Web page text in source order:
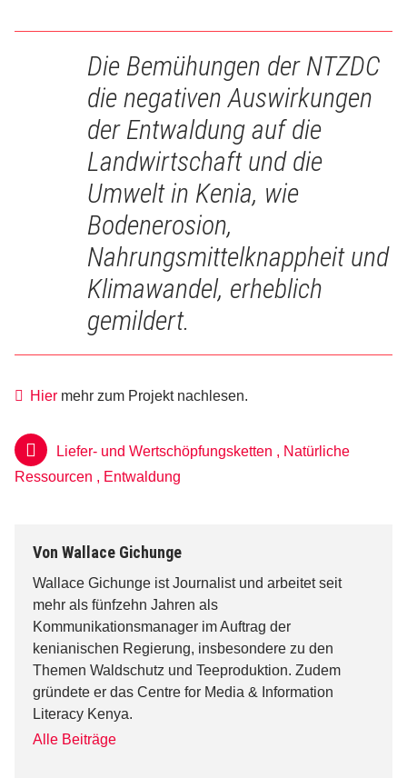
Von Wallace Gichunge
Wallace Gichunge ist Journalist und arbeitet seit
mehr als fünfzehn Jahren als
Kommunikationsmanager im Auftrag der
kenianischen Regierung, insbesondere zu den
Themen Waldschutz und Teeproduktion. Zudem
gründete er das Centre for Media & Information
Literacy Kenya.
Alle Beiträge
Die Bemühungen der NTZDC
die negativen Auswirkungen
der Entwaldung auf die
Landwirtschaft und die
Umwelt in Kenia, wie
Bodenerosion,
Nahrungsmittelknappheit und
Klimawandel, erheblich
gemildert.
Hier mehr zum Projekt nachlesen.
Liefer- und Wertschöpfungsketten , Natürliche
Ressourcen , Entwaldung